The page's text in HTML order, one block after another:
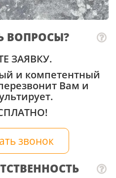
ВОПРОСЫ?
ЗАЯВКУ.
и компетентный
Вам и
звонок